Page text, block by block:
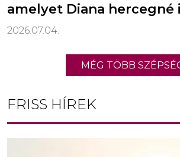
amelyet Diana
2026.07.04.
MÉG TÖBB
FRISS HÍREK